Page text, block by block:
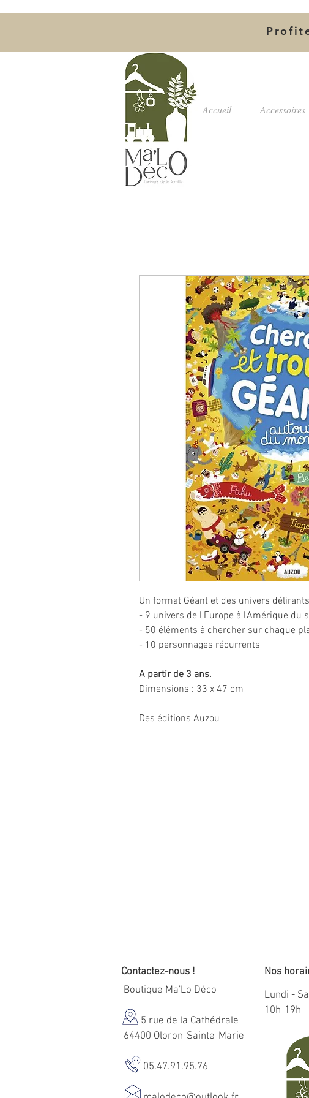
Accueil Accessoires
Un format Géant et des univers
- 9 univers de l'Europe à l'Amérique du
- 50 éléments à chercher sur chaque
- 10 personnages récurrents
A partir de 3 ans.
Dimensions : 33 x 47 cm
Des éditions Auzou
Contactez-nous !
Boutique Ma'Lo Déco
5 rue de la Cathédrale
64400 Oloron-Sainte-Marie
05.47.91.95.76
Nos
Lundi -
10h-19h